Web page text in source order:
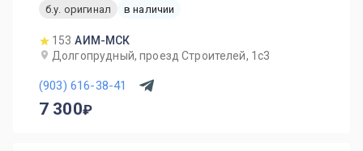
б.у. оригинал
в наличии
153 АИМ-МСК
Долгопрудный, проезд Строителей, 1с3
(903) 616-38-41
7 300